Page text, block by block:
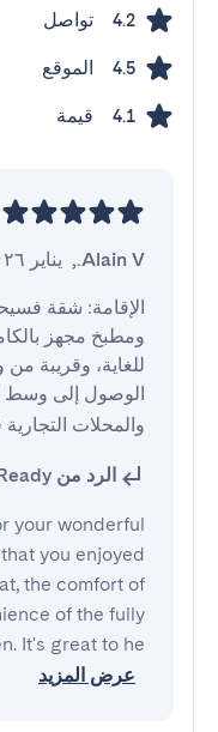
4.2 تواصل
4.5 الموقع
4.1 قيمة
Alain V.
, يناير ٢٠٢٦
والمحلات
الرد من GuestReady
your wonderful
you enjoyed
the comfort of
of the fully
It's great to he
عرض المزيد